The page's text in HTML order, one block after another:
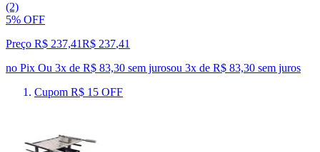
(2)
5% OFF
Preço R$ 237,41R$ 237,41
no Pix Ou 3x de R$ 83,30 sem jurosou 3x de R$ 83,30 sem juros
Cupom R$ 15 OFF